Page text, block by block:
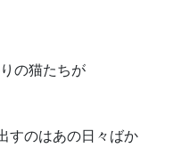
の猫たちが
すのはあの日々ばか